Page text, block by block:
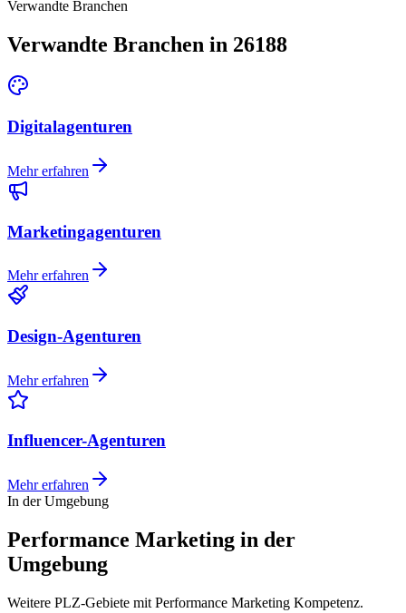
Verwandte Branchen
Verwandte Branchen in 26188
Digitalagenturen
Mehr erfahren
Marketingagenturen
Mehr erfahren
Design-Agenturen
Mehr erfahren
Influencer-Agenturen
Mehr erfahren
In der Umgebung
Performance Marketing in der
Umgebung
Weitere PLZ-Gebiete mit Performance Marketing Kompetenz.